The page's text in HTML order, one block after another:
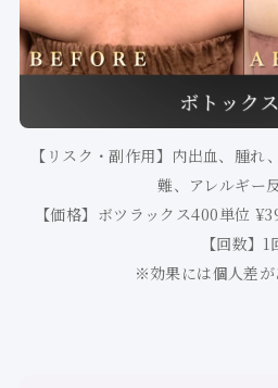
【リスク・副作用】内出血、腫れ
難、アレルギー
【価格】ボツラックス400単位
【回数】1
※効果には個人差が